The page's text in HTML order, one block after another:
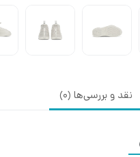
نقد و بررسی‌ها (0)